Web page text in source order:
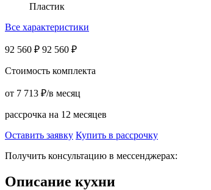
Пластик
Все характеристики
92 560 ₽ 92 560 ₽
Стоимость комплекта
от 7 713 ₽/в месяц
рассрочка на 12 месяцев
Оставить заявку Купить в рассрочку
Получить консультацию в мессенджерах:
Описание кухни